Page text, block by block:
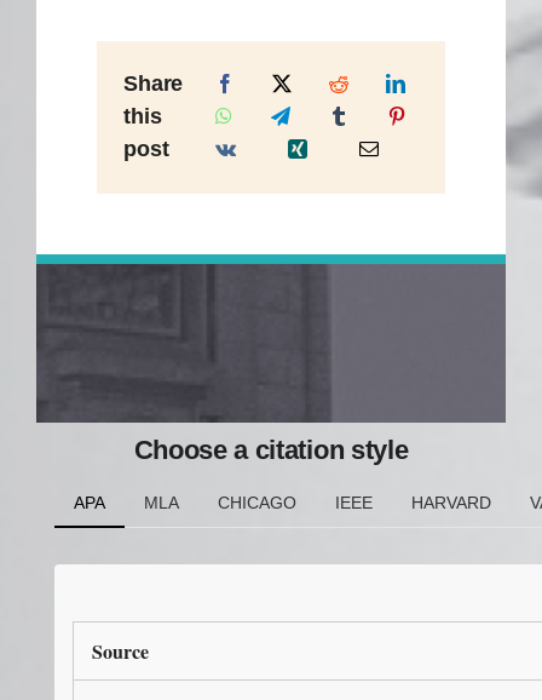
Share
this
post
Choose a citation style
APA MLA CHICAGO IEEE HARVARD
Source